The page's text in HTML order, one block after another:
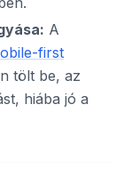
A
first
tölt be, az
hiába jó a